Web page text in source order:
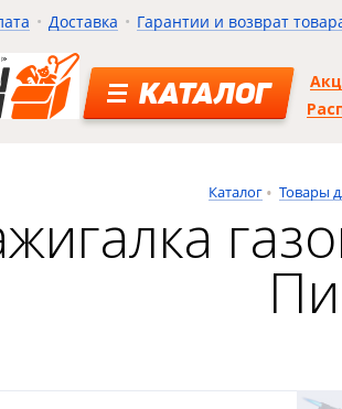
Доставка Гарантии и возврат
КАТАЛОГ
Каталог Товары